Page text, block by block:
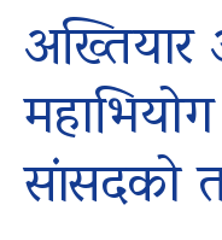
सांसदकाे